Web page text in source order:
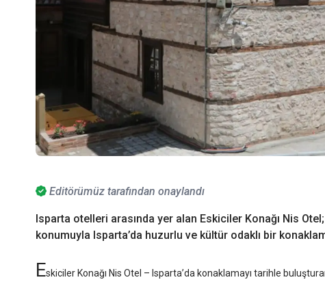
Editörümüz tarafından onaylandı
Isparta otelleri arasında yer alan Eskiciler Konağı Nis
konumuyla Isparta’da huzurlu ve kültür odaklı bir
Eskiciler Konağı Nis Otel – Isparta’da konaklamayı tarihle